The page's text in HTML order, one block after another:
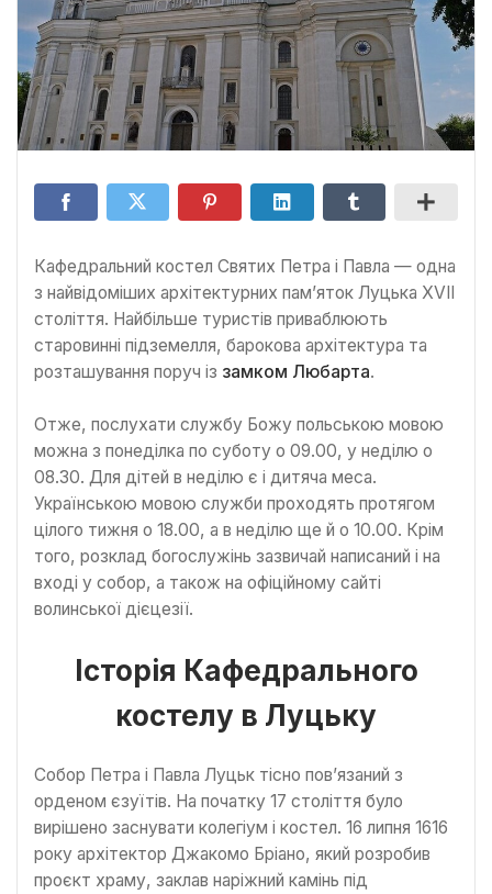
Кафедральний костел Святих Петра і Павла — одна
з найвідоміших архітектурних пам’яток Луцька XVII
століття. Найбільше туристів приваблюють
старовинні підземелля, барокова архітектура та
розташування поруч із замком Любарта.
Отже, послухати службу Божу польською мовою
можна з понеділка по суботу о 09.00, у неділю о
08.30. Для дітей в неділю є і дитяча меса.
Українською мовою служби проходять протягом
цілого тижня о 18.00, а в неділю ще й о 10.00. Крім
того, розклад богослужінь зазвичай написаний і на
вході у собор, а також на офіційному сайті
волинської дієцезії.
Історія Кафедрального
костелу в Луцьку
Собор Петра і Павла Луцьк тісно пов’язаний з
орденом єзуїтів. На початку 17 століття було
вирішено заснувати колегіум і костел. 16 липня 1616
року архітектор Джакомо Бріано, який розробив
проєкт храму, заклав наріжний камінь під